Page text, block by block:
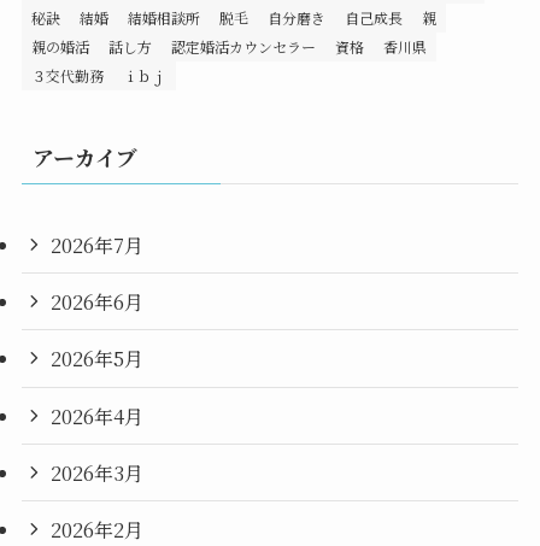
秘訣
結婚 結婚相談所 脱毛 自分磨き 自己成長
親
親の婚活
話し方 認定婚活カウンセラー 資格
香川県
３交代勤務
ｉｂｊ
アーカイブ
2026年7月
2026年6月
2026年5月
2026年4月
2026年3月
2026年2月